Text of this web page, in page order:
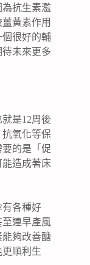
抗生素濫
黃素作用
很好的輔
未來更多
是12周後
氧化等保
的是「促
造成著床
有各種好
連早產風
能夠改善醣
順利生